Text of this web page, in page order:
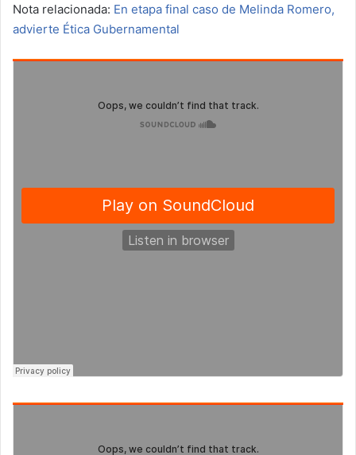
Nota relacionada: En etapa final caso de Melinda Romero,
advierte Ética Gubernamental